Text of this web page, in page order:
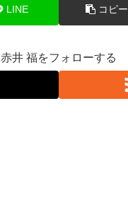
LINE コピー
赤井 福をフォローする